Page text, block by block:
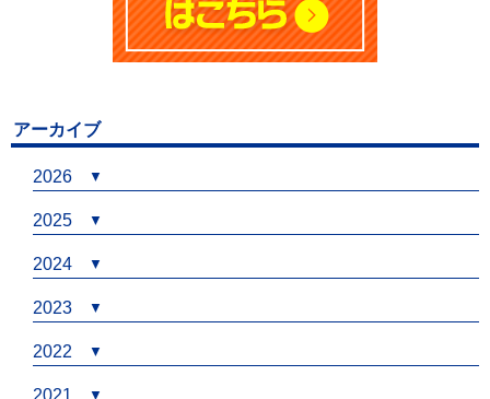
アーカイブ
2026
2025
2024
2023
2022
2021